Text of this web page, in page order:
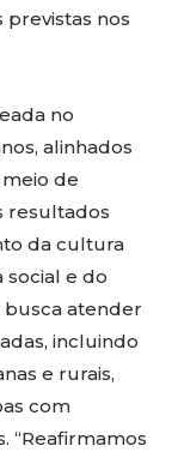
nos
no
alinhados
de
resultados
da cultura
social e do
busca atender
incluindo
e rurais,
com
“Reafirmamos